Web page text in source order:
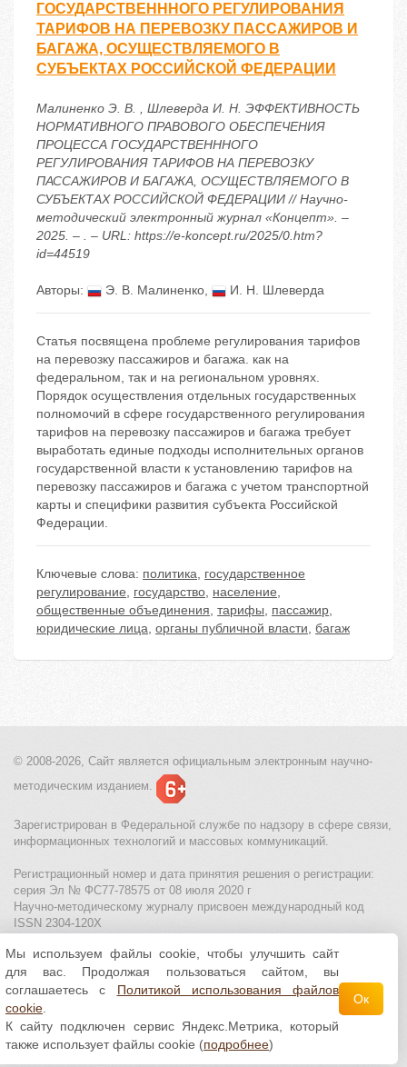
ГОСУДАРСТВЕНННОГО РЕГУЛИРОВАНИЯ
ТАРИФОВ НА ПЕРЕВОЗКУ ПАССАЖИРОВ И
БАГАЖА, ОСУЩЕСТВЛЯЕМОГО В
СУБЪЕКТАХ РОССИЙСКОЙ ФЕДЕРАЦИИ
Малиненко Э. В. , Шлеверда И. Н. ЭФФЕКТИВНОСТЬ
НОРМАТИВНОГО ПРАВОВОГО ОБЕСПЕЧЕНИЯ
ПРОЦЕССА ГОСУДАРСТВЕНННОГО
РЕГУЛИРОВАНИЯ ТАРИФОВ НА ПЕРЕВОЗКУ
ПАССАЖИРОВ И БАГАЖА, ОСУЩЕСТВЛЯЕМОГО В
СУБЪЕКТАХ РОССИЙСКОЙ ФЕДЕРАЦИИ // Научно-
методический электронный журнал «Концепт». –
2025. – . – URL: https://e-koncept.ru/2025/0.htm?
id=44519
Авторы: Э. В. Малиненко, И. Н. Шлеверда
Статья посвящена проблеме регулирования тарифов
на перевозку пассажиров и багажа. как на
федеральном, так и на региональном уровнях.
Порядок осуществления отдельных государственных
полномочий в сфере государственного регулирования
тарифов на перевозку пассажиров и багажа требует
выработать единые подходы исполнительных органов
государственной власти к установлению тарифов на
перевозку пассажиров и багажа с учетом транспортной
карты и специфики развития субъекта Российской
Федерации.
Ключевые слова: политика, государственное
регулирование, государство, население,
общественные объединения, тарифы, пассажир,
юридические лица, органы публичной власти, багаж
© 2008-2026, Сайт является официальным электронным научно-
методическим изданием.
Зарегистрирован в Федеральной службе по надзору в сфере связи,
информационных технологий и массовых коммуникаций.
Регистрационный номер и дата принятия решения о регистрации:
серия Эл № ФС77-78575 от 08 июля 2020 г
Научно-методическому журналу присвоен международный код
ISSN 2304-120X
МЦИТО|Школьные олимпиады и онлайн конкурсы для детей
Политика использования файлов cookie| Политика обработки и
защиты персональных данных
Все материалы доступны полицензии Creative
Commons С указанием авторства 4.0 Всемирная
Мы используем файлы cookie, чтобы улучшить сайт
для вас. Продолжая пользоваться сайтом, вы
соглашаетесь с Политикой использования файлов
cookie
К сайту подключен сервис Яндекс.Метрика, который
также использует файлы cookie (подробнее)
Ок